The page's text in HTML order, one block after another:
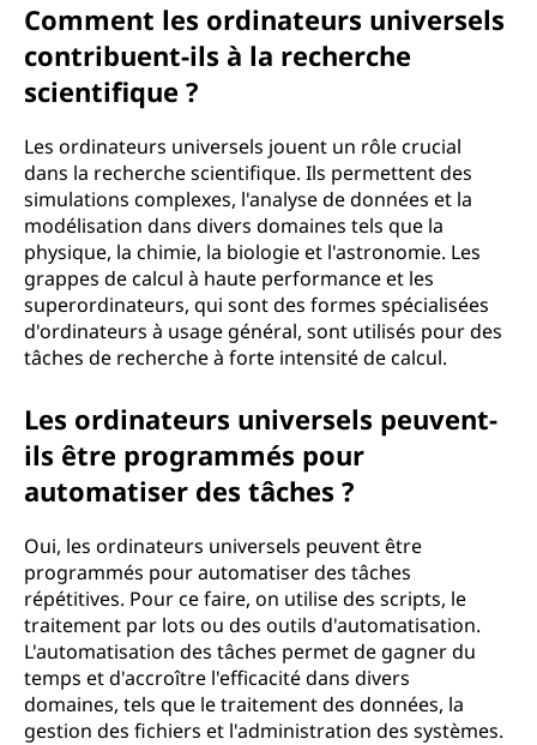
Comment les ordinateurs universels
contribuent-ils à la recherche
scientifique ?
Les ordinateurs universels jouent un rôle crucial
dans la recherche scientifique. Ils permettent des
simulations complexes, l'analyse de données et la
modélisation dans divers domaines tels que la
physique, la chimie, la biologie et l'astronomie. Les
grappes de calcul à haute performance et les
superordinateurs, qui sont des formes spécialisées
d'ordinateurs à usage général, sont utilisés pour des
tâches de recherche à forte intensité de calcul.
Les ordinateurs universels peuvent-
ils être programmés pour
automatiser des tâches ?
Oui, les ordinateurs universels peuvent être
programmés pour automatiser des tâches
répétitives. Pour ce faire, on utilise des scripts, le
traitement par lots ou des outils d'automatisation.
L'automatisation des tâches permet de gagner du
temps et d'accroître l'efficacité dans divers
domaines, tels que le traitement des données, la
gestion des fichiers et l'administration des systèmes.